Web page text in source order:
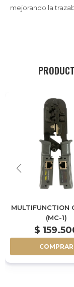
mejorando la
MULTIFUNCTION
(MC-1)
$
COMPRAR